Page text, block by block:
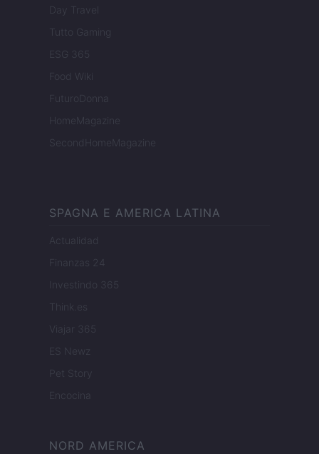
Day Travel
Tutto Gaming
ESG 365
Food Wiki
FuturoDonna
HomeMagazine
SecondHomeMagazine
SPAGNA E AMERICA LATINA
Actualidad
Finanzas 24
Investindo 365
Think.es
Viajar 365
ES Newz
Pet Story
Encocina
NORD AMERICA